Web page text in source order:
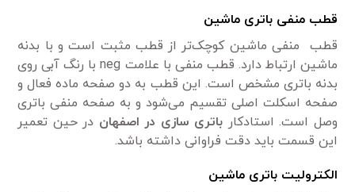
قطب منفی باتری ماشین
قطب منفی ماشین کوچک‌تر از قطب مثبت است و با بدنه
ماشین ارتباط دارد. قطب منفی با علامت neg با رنگ آبی روی
بدنه باتری مشخص است. این قطب به دو صفحه ماده فعال و
صفحه اسکلت اصلی تقسیم می‌شود و به صفحه منفی باتری
وصل است. استادکار باتری سازی در اصفهان در حین تعمیر
این قسمت باید دقت فراوانی داشته باشد.
الکترولیت باتری ماشین